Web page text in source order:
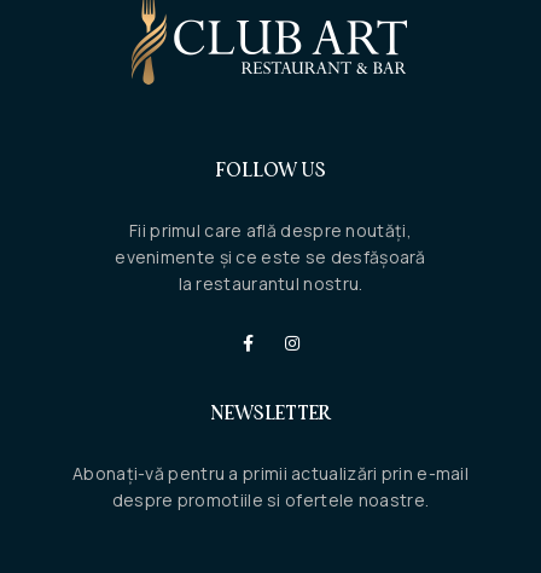
FOLLOW US
Fii primul care află despre noutăți,
evenimente și ce este se desfășoară
la restaurantul nostru.
NEWSLETTER
Abonați-vă pentru a primii actualizări prin e-mail
despre promotiile si ofertele noastre.